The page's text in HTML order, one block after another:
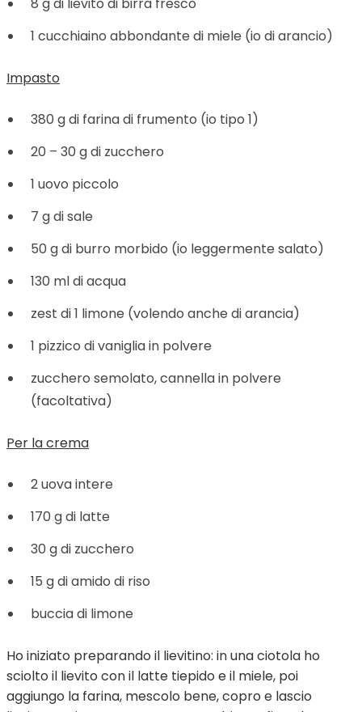
8 g di lievito di birra fresco
1 cucchiaino abbondante di miele (io di arancio)
Impasto
380 g di farina di frumento (io tipo 1)
20 – 30 g di zucchero
1 uovo piccolo
7 g di sale
50 g di burro morbido (io leggermente salato)
130 ml di acqua
zest di 1 limone (volendo anche di arancia)
1 pizzico di vaniglia in polvere
zucchero semolato, cannella in polvere
(facoltativa)
Per la crema
2 uova intere
170 g di latte
30 g di zucchero
15 g di amido di riso
buccia di limone
Ho iniziato preparando il lievitino: in una ciotola ho
sciolto il lievito con il latte tiepido e il miele, poi
aggiungo la farina, mescolo bene, copro e lascio